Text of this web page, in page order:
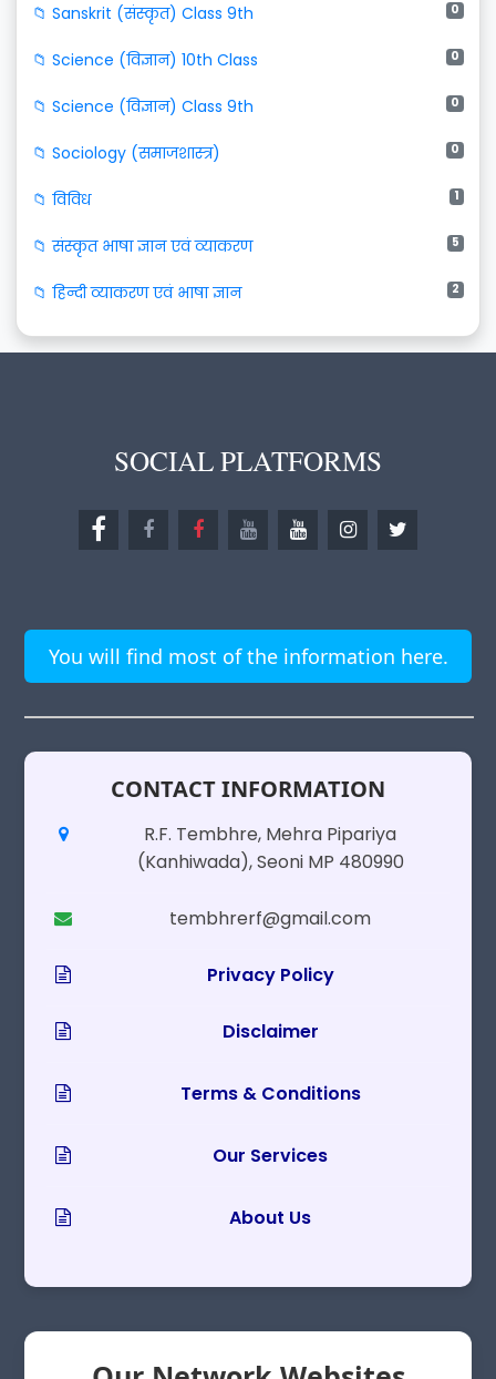
📁 Sanskrit (संस्कृत) Class 9th 0
📁 Science (विज्ञान) 10th Class 0
📁 Science (विज्ञान) Class 9th 0
📁 Sociology (समाजशास्त्र) 0
📁 विविध 1
📁 संस्कृत भाषा ज्ञान एवं व्याकरण 5
📁 हिन्दी व्याकरण एवं भाषा ज्ञान 2
SOCIAL PLATFORMS
You will find most of the information here.
CONTACT INFORMATION
R.F. Tembhre, Mehra Pipariya
(Kanhiwada), Seoni MP 480990
tembhrerf@gmail.com
Privacy Policy
Disclaimer
Terms & Conditions
Our Services
About Us